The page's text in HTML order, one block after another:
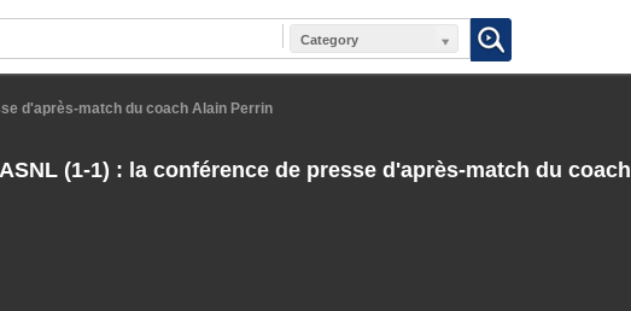
Category
d'après-match du coach Alain Perrin
(1-1) : la conférence de presse d'après-match du coach